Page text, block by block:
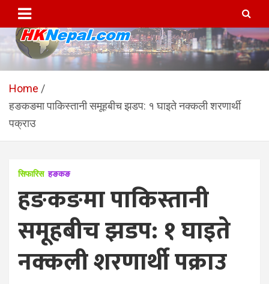
content
HKNepal.com – हङकङबाट
सञ्चालित पहिलो नेपाली अनलाईन
पत्रिका
hknepal, hknepal.com, hk nepal, hk nepal com
Home
हङकङमा पाकिस्तानी समूहबीच झडप: १ घाइते नक्कली शरणार्थी
पक्राउ
सिफारिस हङकङ
हङकङमा पाकिस्तानी
समूहबीच झडप: १ घाइते
नक्कली शरणार्थी पक्राउ